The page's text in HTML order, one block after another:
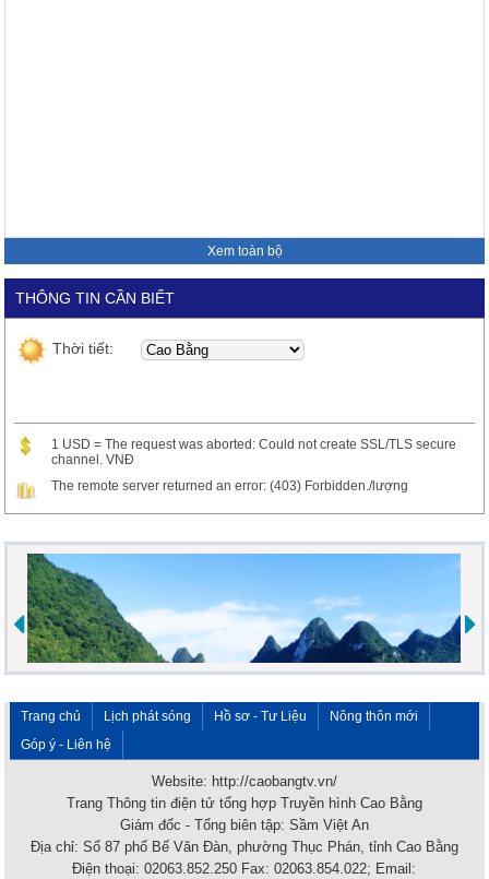
Xem toàn bộ
THÔNG TIN CẦN BIẾT
Thời tiết:
1 USD = The request was aborted: Could not create SSL/TLS secure
channel. VNĐ
The remote server returned an error: (403) Forbidden./lượng
Trang chủ Lịch phát sóng Hồ sơ - Tư Liệu
Nông thôn mới
Góp ý - Liên hệ
Website: http://caobangtv.vn/
Trang Thông tin điện tử tổng hợp Truyền hình Cao Bằng
Giám đốc - Tổng biên tập: Sầm Việt An
Địa chỉ: Số 87 phố Bế Văn Đàn, phường Thục Phán, tỉnh Cao Bằng
Điện thoại: 02063.852.250 Fax: 02063.854.022; Email: